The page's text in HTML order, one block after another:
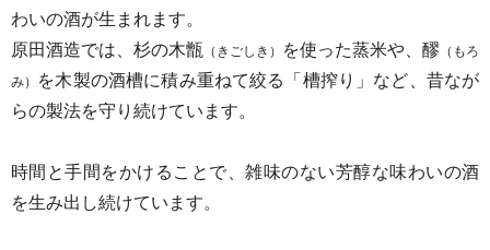
わいの酒が生まれます。
原田酒造では、杉の木甑 （きごしき） を使った蒸米や、醪 （もろ
み） を木製の酒槽に積み重ねて絞る「槽搾り」など、昔なが
らの製法を守り続けています。
時間と手間をかけることで、雑味のない芳醇な味わいの酒
を生み出し続けています。